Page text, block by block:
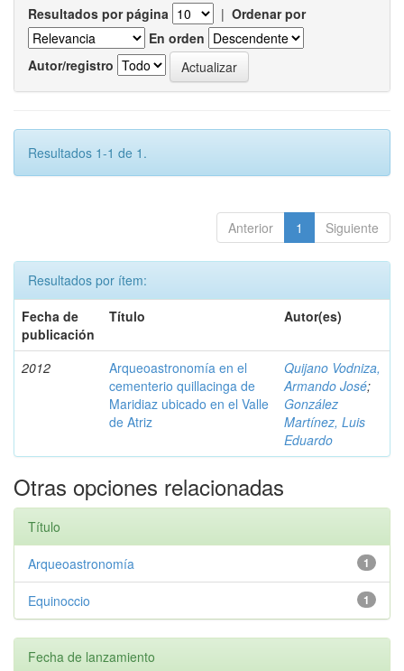
Resultados por página | Ordenar por
En orden
Autor/registro
Resultados 1-1 de 1.
Anterior 1 Siguiente
Resultados por ítem:
Fecha de
publicación
Título Autor(es)
2012
Arqueoastronomía en el
cementerio quillacinga de
Maridiaz ubicado en el Valle
de Atriz
Quijano Vodniza,
Armando José;
González
Martínez, Luis
Eduardo
Otras opciones relacionadas
Título
1
Arqueoastronomía
1
Equinoccio
Fecha de lanzamiento